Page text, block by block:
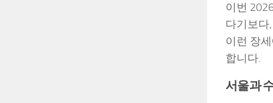
이번
다기보다
이런 장
합니다.
서울과